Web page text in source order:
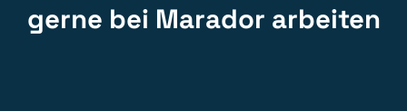
gerne bei Marador arbeiten